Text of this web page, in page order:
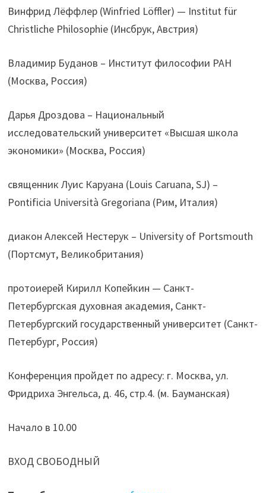
Винфрид Лёффлер (Winfried Löffler) — Institut für
Christliche Philosophie (Инсбрук, Австрия)
Владимир Буданов – Институт философии РАН
(Москва, Россия)
Дарья Дроздова – Национальный
исследовательский университет «Высшая школа
экономики» (Москва, Россия)
священник Луис Каруана (Louis Caruana, SJ) –
Pontificia Università Gregoriana (Рим, Италия)
диакон Алексей Нестерук – University of Portsmouth
(Портсмут, Великобритания)
протоиерей Кирилл Копейкин — Санкт-
Петербургская духовная академия, Санкт-
Петербургский государственный университет (Санкт-
Петербург, Россия)
Конференция пройдет по адресу: г. Москва, ул.
Фридриха Энгельса, д. 46, стр.4. (м. Бауманская)
Начало в 10.00
ВХОД СВОБОДНЫЙ